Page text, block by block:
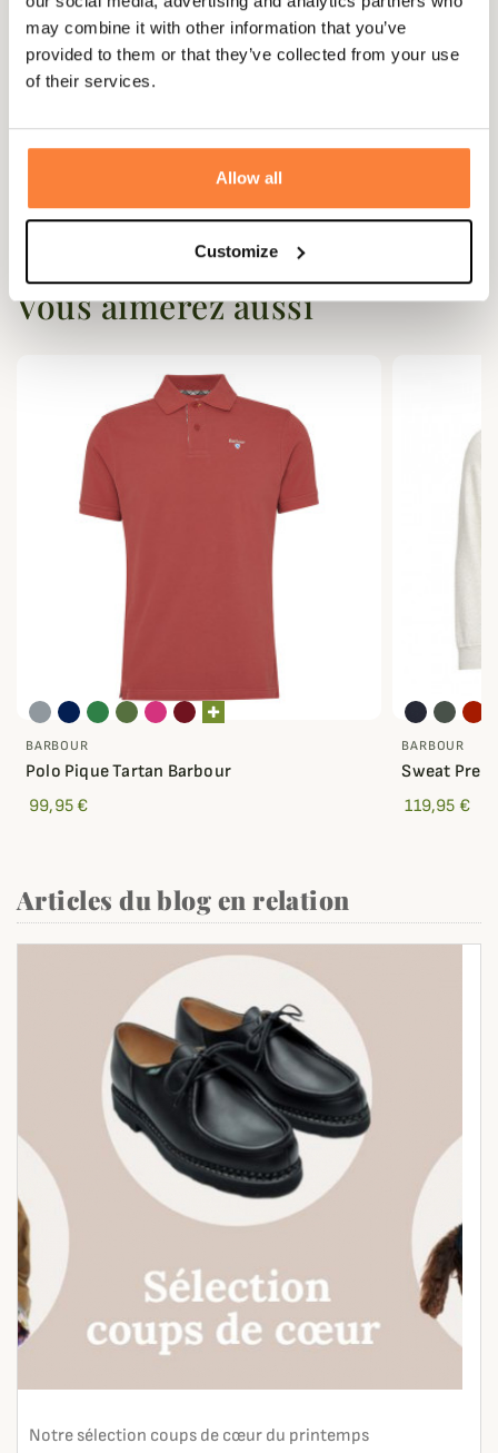
may combine it with other information that you’ve
provided to them or that they’ve collected from your use
of their services.
Allow all
Customize
Questions (FAQs)
Questions (FAQs)
Vous aimerez aussi
BARBOUR
Polo Pique Tartan Barbour
99,95 €
BARBOUR
Sweat Prep
119,95 €
Articles du blog en relation
Notre sélection coups de cœur du printemps